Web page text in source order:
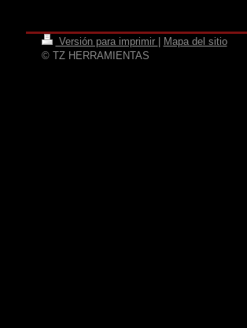
Versión para imprimir
Mapa del sitio
© TZ HERRAMIENTAS